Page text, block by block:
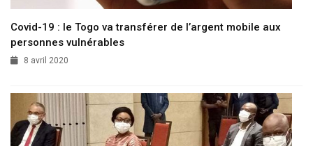
Covid-19 : le Togo va transférer de l’argent mobile aux
personnes vulnérables
8 avril 2020